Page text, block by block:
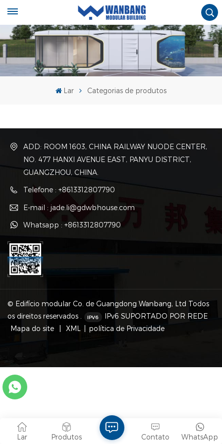
Lar Categorias de produtos
ADD: ROOM 1603, CHINA RAILWAY NUODE CENTER,
NO. 477 HANXI AVENUE EAST, PANYU DISTRICT,
GUANGZHOU, CHINA.
Telefone : +8613312807790
E-mail : jade.li@gdwbhouse.com
Whatsapp : +8613312807790
© Edifício modular Co. de Guangdong Wanbang, Ltd Todos
os direitos reservados .
IPv6 SUPORTADO POR REDE
Mapa do site
XML política de Privacidade
Lar Produtos WhatsApp
Contato